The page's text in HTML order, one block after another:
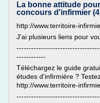
La bonne attitude
concours d'infirmier
http://www.territoire-
J'ai plusieurs liens pour
------------
Téléchargez le guide
études d'infirmière ?
http://www.territoire-